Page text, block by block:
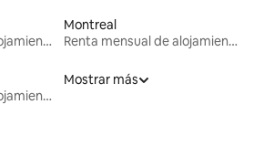
Renta mensual de alojamientos
Montreal
Renta mensual de alojamientos
Renta mensual de alojamientos
Mostrar más